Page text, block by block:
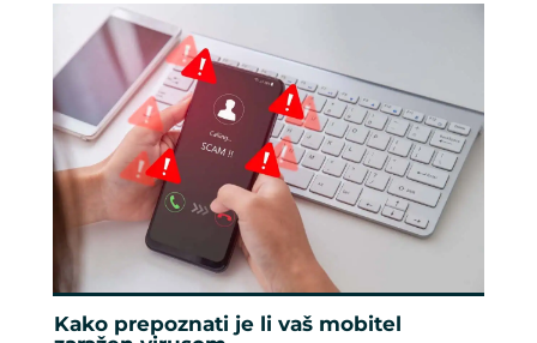
Kako prepoznati je li vaš mobitel